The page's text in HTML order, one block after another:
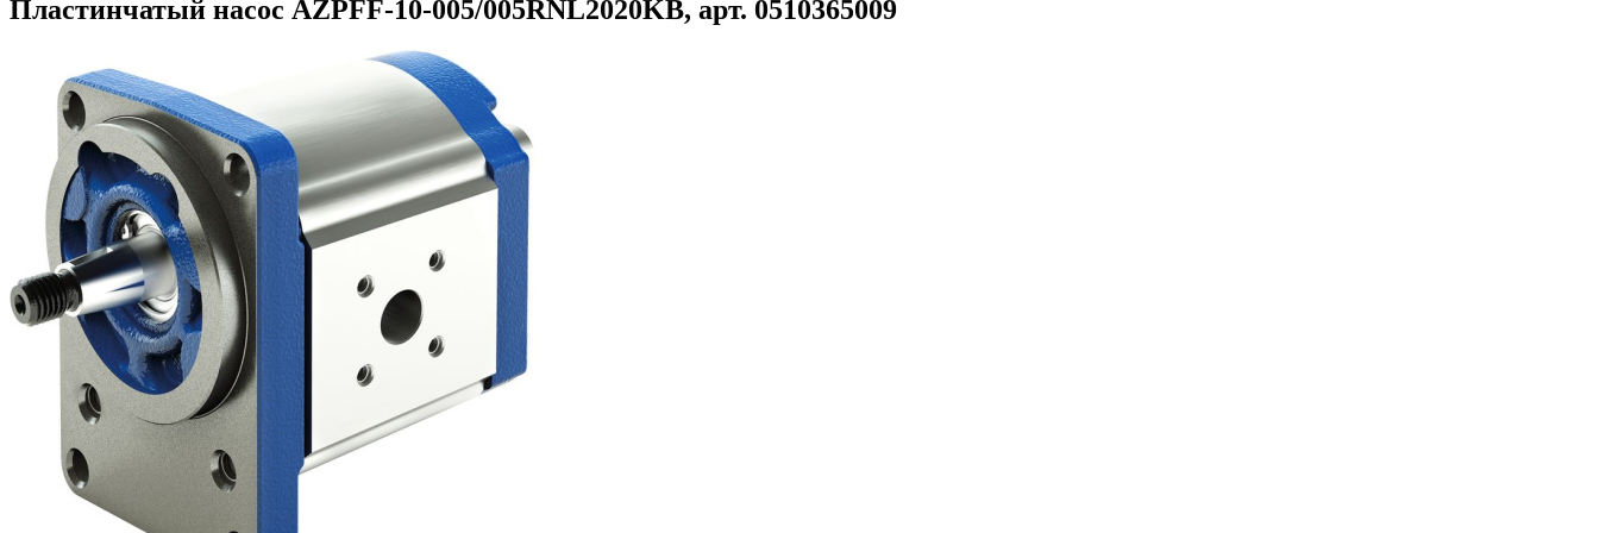
Пластинчатый насос AZPFF-10-005/005RNL2020KB, арт. 0510365009